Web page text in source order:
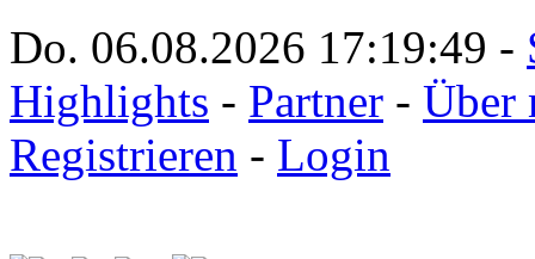
Do. 06.08.2026 17:19:49 -
Highlights - Partner - Über
Registrieren - Login